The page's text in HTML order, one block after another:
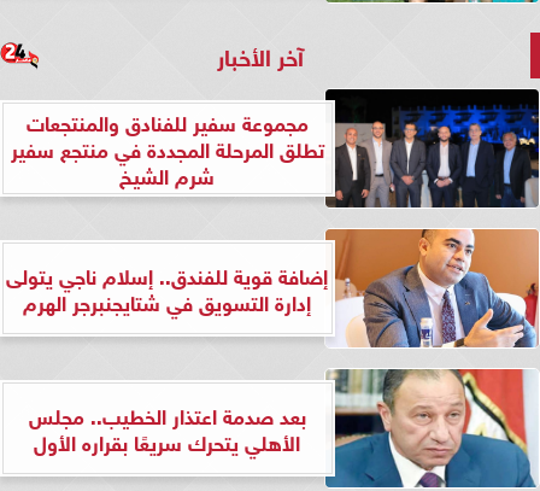
آخر الأخبار
مجموعة سفير للفنادق والمنتجعات
تطلق المرحلة المجددة في منتجع سفير
شرم الشيخ
إضافة قوية للفندق.. إسلام ناجي يتولى
إدارة التسويق في شتايجنبرجر الهرم
بعد صدمة اعتذار الخطيب.. مجلس
الأهلي يتحرك سريعًا بقراره الأول